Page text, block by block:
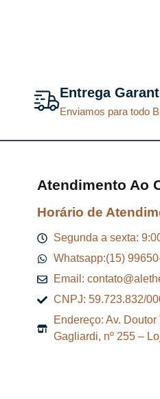
Entrega
Enviamos para todo
Atendimento Ao
Horário de
Segunda a sexta:
Whatsapp:(15)
Email:
CNPJ: 59.723.832/
Endereço: Av.
Gagliardi, nº 255 –